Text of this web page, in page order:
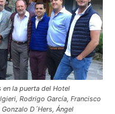
la puerta del Hotel
Rodrigo García, Francisco
D´Hers, Ángel